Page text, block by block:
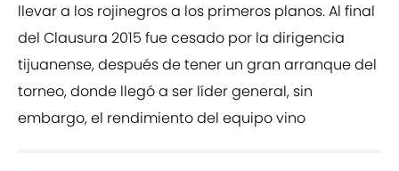
llevar a los rojinegros a los primeros planos. Al final
del Clausura 2015 fue cesado por la dirigencia
tijuanense, después de tener un gran arranque del
torneo, donde llegó a ser líder general, sin
embargo, el rendimiento del equipo vino